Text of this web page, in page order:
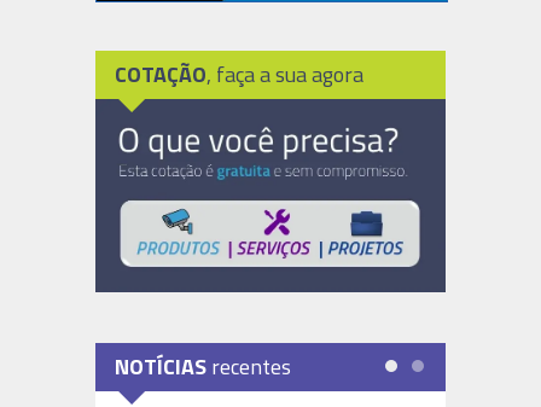
COTAÇÃO, faça a sua agora
NOTÍCIASrecentes